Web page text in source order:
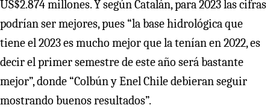
US$2.874 millones. Y según Catalán, para 2023 las cifras
podrían ser mejores, pues “la base hidrológica que
tiene el 2023 es mucho mejor que la tenían en 2022, es
decir el primer semestre de este año será bastante
mejor”, donde “Colbún y Enel Chile debieran seguir
mostrando buenos resultados”.